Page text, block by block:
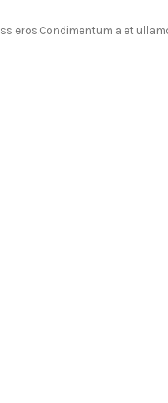
eros.Condimentum a et